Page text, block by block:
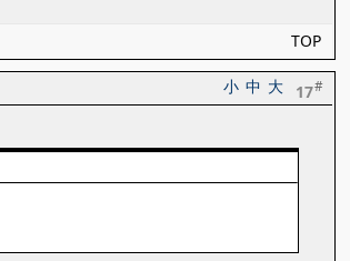
TOP
17#
大
中
小